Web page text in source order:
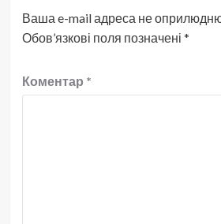
Ваша e-mail адреса не
Обов’язкові поля позначені *
Коментар *